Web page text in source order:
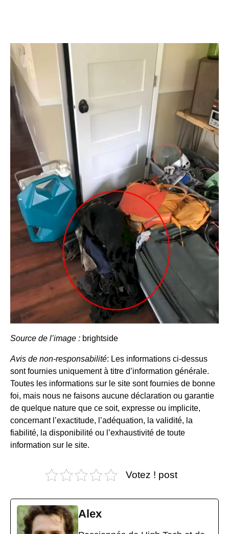
Source de l’image : brightside
Avis de non-responsabilité: Les informations ci-dessus
sont fournies uniquement à titre d’information générale.
Toutes les informations sur le site sont fournies de bonne
foi, mais nous ne faisons aucune déclaration ou garantie
de quelque nature que ce soit, expresse ou implicite,
concernant l’exactitude, l’adéquation, la validité, la
fiabilité, la disponibilité ou l’exhaustivité de toute
information sur le site.
Votez ! post
Alex